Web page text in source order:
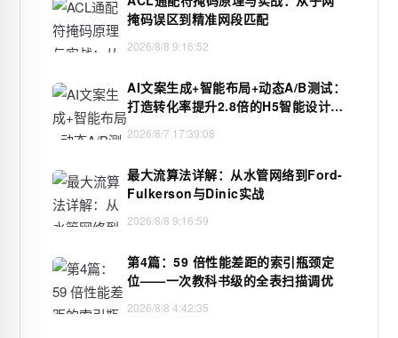
掩码误区到精准网段匹配
2026/8/8 9:16:52
AI文案生成+智能布局+动态A/B测试：
打造转化率提升2.8倍的H5智能设计闭
2026/8/7 17:39:08
最大流算法详解：从水管网络到Ford-
Fulkerson与Dinic实战
2026/8/8 9:16:59
第4篇：59 倍性能差距的索引瓶颈定
位——一次教科书级的全表扫描调优
2026/8/8 4:42:35